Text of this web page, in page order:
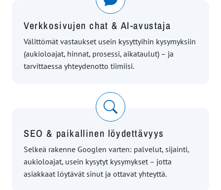
Verkkosivujen chat & AI-avustaja
Välittömät vastaukset usein kysyttyihin kysymyksiin
(aukioloajat, hinnat, prosessi, aikataulut) – ja
tarvittaessa yhteydenotto tiimiisi.
SEO & paikallinen löydettävyys
Selkeä rakenne Googlen varten: palvelut, sijainti,
aukioloajat, usein kysytyt kysymykset – jotta
asiakkaat löytävät sinut ja ottavat yhteyttä.